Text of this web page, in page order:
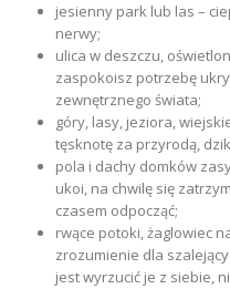
jesienny park lub las –
nerwy;
ulica w deszczu,
zaspokoisz potrzebę
zewnętrznego świata;
góry, lasy, jeziora,
tęsknotę za przyrodą,
pola i dachy domków
ukoi, na chwilę się
czasem odpocząć;
rwące potoki, żaglowiec
zrozumienie dla
jest wyrzucić je z siebie,